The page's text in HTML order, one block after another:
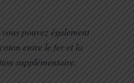
pouvez également
entre le fer et la
supplémentaire.